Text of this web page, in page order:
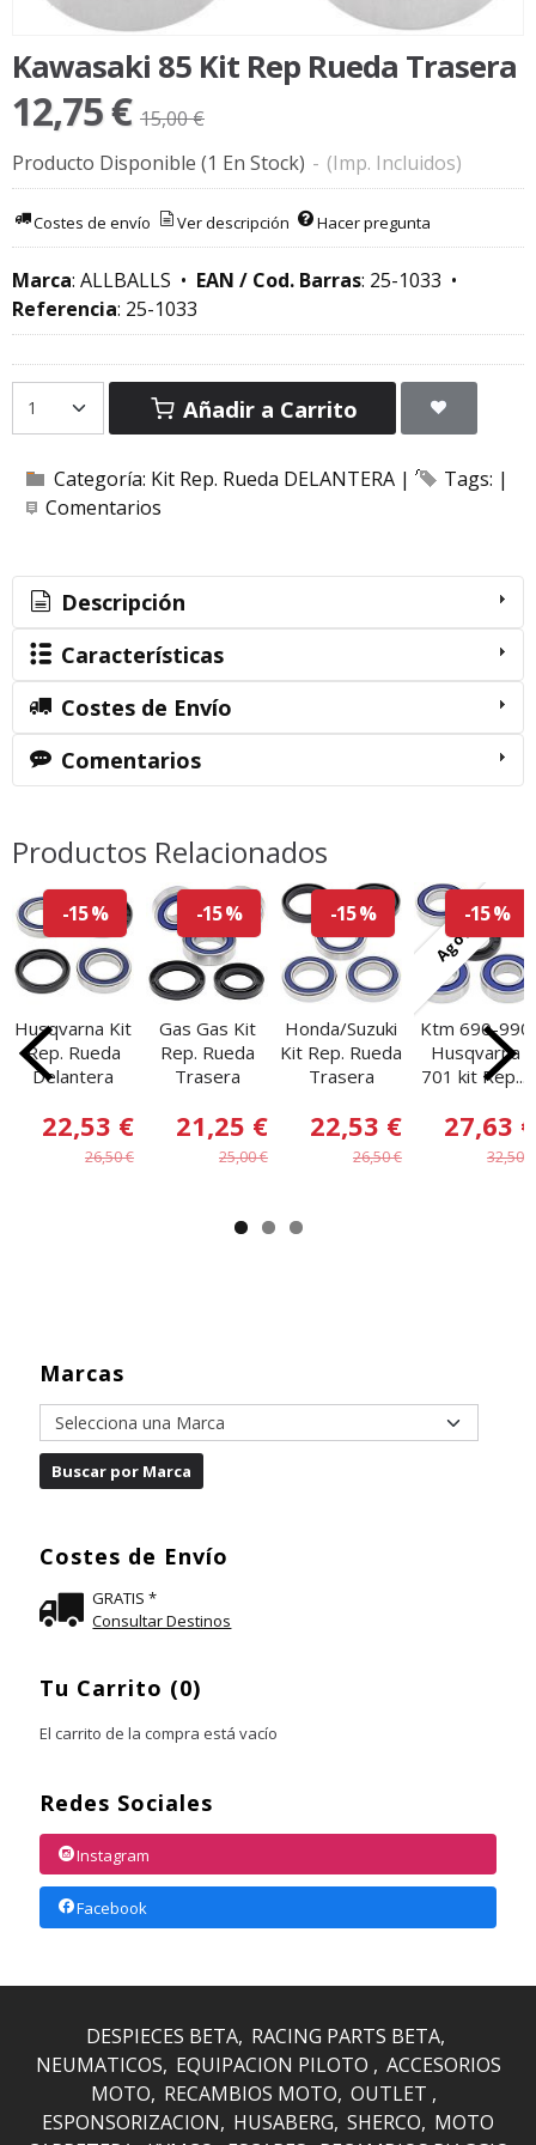
Marcas
Costes de Envío
GRATIS *
Consultar Destinos
Tu Carrito (0)
El carrito de la compra está vacío
Redes Sociales
Instagram
Facebook
Kawasaki 85 Kit Rep Rueda Trasera
12,75 € 15,00 €
Producto Disponible (1 En Stock) - (Imp. Incluidos)
Costes de envío Ver descripción Hacer pregunta
Marca: ALLBALLS • EAN / Cod. Barras: 25-1033 •
Referencia: 25-1033
Añadir a Carrito
Categoría: Kit Rep. Rueda DELANTERA | Tags: |
Comentarios
Descripción
Características
Costes de Envío
Comentarios
Productos Relacionados
-15 %
Husqvarna Kit
Rep. Rueda
Delantera
22,53 €
26,50 €
-15 %
Gas Gas Kit
Rep. Rueda
Trasera
21,25 €
25,00 €
-15 %
Honda/Suzuki
Kit Rep. Rueda
Trasera
22,53 €
26,50 €
Agotado
-15 %
Ktm 690-990
Husqvarna
701 kit Rep....
27,63 €
32,50 €
DESPIECES BETA RACING PARTS BETA
NEUMATICOS EQUIPACION PILOTO
ACCESORIOS
MOTO RECAMBIOS MOTO OUTLET
ESPONSORIZACION
HUSABERG SHERCO MOTO